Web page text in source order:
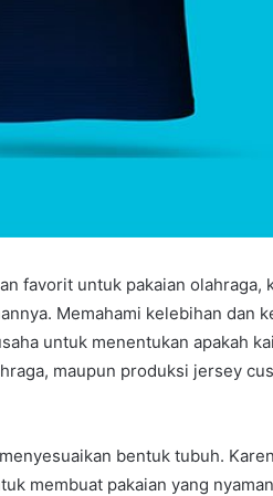
favorit untuk pakaian olahraga,
Memahami kelebihan dan
untuk menentukan apakah
maupun produksi jersey
bentuk tubuh.
membuat pakaian yang